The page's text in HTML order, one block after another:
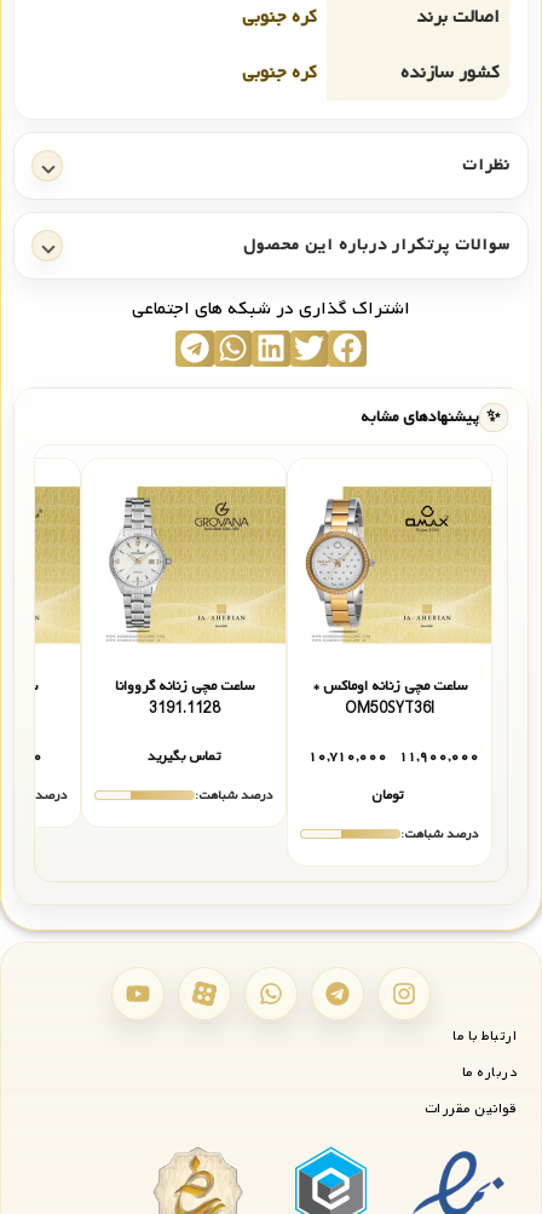
اصالت برند
کره جنوبی
کشور سازنده
کره جنوبی
نظرات
سوالات پرتکرار درباره این محصول
اشتراک گذاری در شبکه های اجتماعی
✨ پیشنهادهای مشابه
ساعت مچی زنانه اوماکس *
OM50SYT36I
۱۱,۹۰۰,۰۰۰
۱۰,۷۱۰,۰۰۰
تومان
درصد شباهت:
ساعت مچی زنانه گرووانا
3191.1128
تماس بگیرید
درصد شباهت:
ساعت
درصد
ارتباط با ما
درباره ما
قوانین مقررات